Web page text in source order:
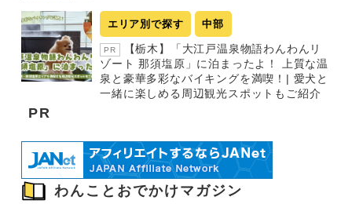
エリア別で探す 中部
PR
【栃木】「大江戸温泉物語わんわんリ
ゾート 那須塩原」に泊まったよ！ 上質な温
泉と豪華多彩なバイキングを満喫！| 愛犬と
一緒に楽しめる周辺観光スポットもご紹介
PR
わんことおでかけマガジン